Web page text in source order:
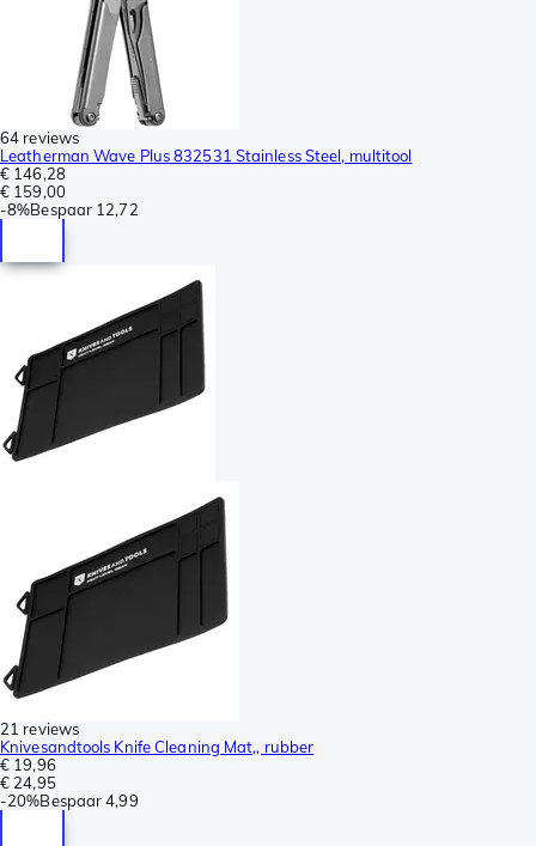
64 reviews
Leatherman Wave Plus 832531 Stainless Steel, multitool
€ 146,28
€ 159,00
-8%Bespaar 12,72
21 reviews
Knivesandtools Knife Cleaning Mat,, rubber
€ 19,96
€ 24,95
-20%Bespaar 4,99